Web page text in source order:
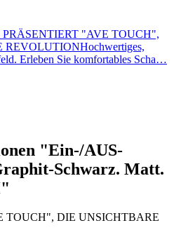
PRÄSENTIERT "AVE TOUCH",
Erleben Sie komfortables Scha…
"Ein-/AUS-
Schwarz. Matt.
TOUCH", DIE UNSICHTBARE